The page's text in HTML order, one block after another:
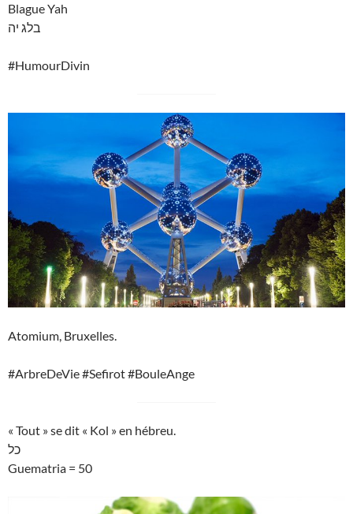
Blague Yah
בלג יה
#HumourDivin
Atomium, Bruxelles.
#ArbreDeVie #Sefirot #BouleAnge
« Tout » se dit « Kol » en hébreu.
כל
Guematria = 50